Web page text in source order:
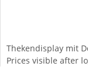
Thekendisplay mit
Prices visible after